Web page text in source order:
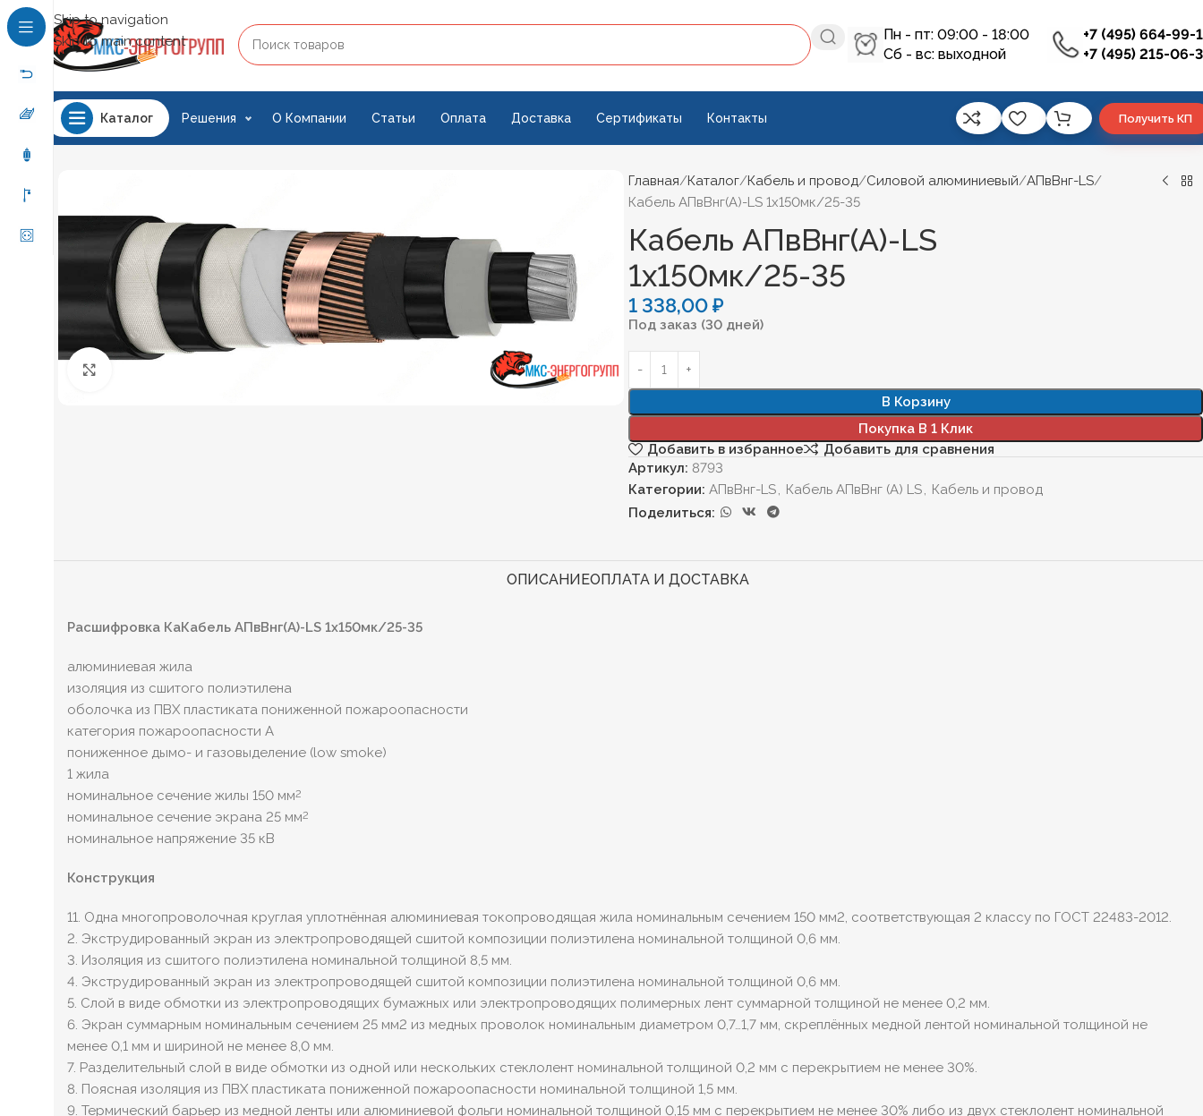
Skip to navigation
Skip to main content
Пн - пт: 09:00 - 18:00
Сб - вс: выходной
+7 (495) 664-99-
+7 (495) 215-06-
Каталог Решения О Компании Статьи Оплата Доставка Сертификаты Контакты Получить КП
Главная Каталог Кабель и провод Силовой алюминиевый АПвВнг-LS
Кабель АПвВнг(А)-LS 1х150мк/25-35
Кабель АПвВнг(А)-LS
1х150мк/25-35
1 338,00₽
Под заказ (30 дней)
В Корзину
Покупка В 1 Клик
Добавить в избранное
Добавить для сравнения
Артикул: 8793
Категории: АПвВнг-LS, Кабель АПвВнг (А) LS, Кабель и провод
Поделиться:
ОПИСАНИЕОПЛАТА И ДОСТАВКА
Расшифровка КаКабель АПвВнг(А)-LS 1х150мк/25-35
алюминиевая жила
изоляция из сшитого полиэтилена
оболочка из ПВХ пластиката пониженной пожароопасности
категория пожароопасности A
пониженное дымо- и газовыделение (low smoke)
1 жила
номинальное сечение жилы 150 мм2
номинальное сечение экрана 25 мм2
номинальное напряжение 35 кВ
Конструкция
11. Одна многопроволочная круглая уплотнённая алюминиевая токопроводящая жила номинальным сечением 150 мм2, соответствующая 2 классу по ГОСТ 22483-2012.
2. Экструдированный экран из электропроводящей сшитой композиции полиэтилена номинальной толщиной 0,6 мм.
3. Изоляция из сшитого полиэтилена номинальной толщиной 8,5 мм.
4. Экструдированный экран из электропроводящей сшитой композиции полиэтилена номинальной толщиной 0,6 мм.
5. Слой в виде обмотки из электропроводящих бумажных или электропроводящих полимерных лент суммарной толщиной не менее 0,2 мм.
6. Экран суммарным номинальным сечением 25 мм2 из медных проволок номинальным диаметром 0,7…1,7 мм, скреплённых медной лентой номинальной толщиной не
менее 0,1 мм и шириной не менее 8,0 мм.
7. Разделительный слой в виде обмотки из одной или нескольких стеклолент номинальной толщиной 0,2 мм с перекрытием не менее 30%.
8. Поясная изоляция из ПВХ пластиката пониженной пожароопасности номинальной толщиной 1,5 мм.
9. Термический барьер из медной ленты или алюминиевой фольги номинальной толщиной 0,15 мм с перекрытием не менее 30% либо из двух стеклолент номинальной